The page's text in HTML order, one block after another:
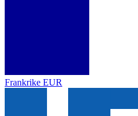
Frankrike EUR